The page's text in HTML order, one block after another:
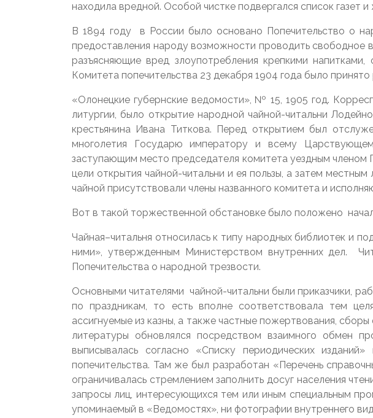
находила вредной. Особой чистке подвергался список газет
В 1894 году в России было основано Попечительство о
предоставления народу возможности проводить свободное
разъясняющие вред злоупотребления крепкими
Комитета попечительства 23 декабря 1904 года было
«Олонецкие губернские ведомости», № 15, 1905 год.
литургии, было открытие народной чайной-читальни
крестьянина Ивана Титкова. Перед открытием был
многолетия Государю императору и всему
заступающим место председателя комитета уездным членом
цели открытия чайной-читальни и ея пользы, а затем
чайной присутствовали члены названного комитета и
Вот в такой торжественной обстановке было положено
Чайная–читальня относилась к типу народных библиотек и
ними», утвержденным Министерством внутренних дел.
Попечительства о народной трезвости.
Основными читателями чайной-читальни были приказчики,
по праздникам, то есть вполне соответствовала тем
ассигнуемые из казны, а также частные пожертвования,
литературы обновлялся посредством взаимного обмен
выписывалась согласно «Списку периодических
попечительства. Там же был разработан «Перечень
ограничивалась стремлением заполнить досуг населения
запросы лиц, интересующихся тем или иным специальным
упоминаемый в «Ведомостях», ни фотографии внутреннего